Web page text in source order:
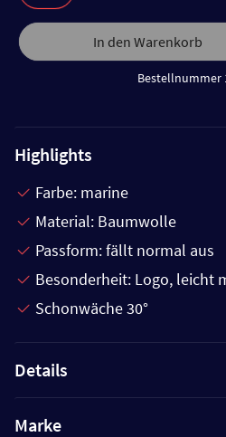
In den Warenkorb
Bestellnummer
Highlights
Farbe: marine
Material: Baumwolle
Passform: fällt normal aus
Besonderheit: Logo, leicht
Schonwäche 30°
Details
Marke